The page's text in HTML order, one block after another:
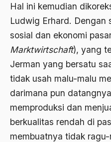
Hal ini kemudian
Ludwig Erhard. Dengan
sosial dan ekonomi
Marktwirtschaft), yang
Jerman yang bersatu
tidak usah malu-malu
darimana pun
memproduksi dan
berkualitas rendah di
membuatnya tidak
Ahmadiyah
AIDS
Airport Changi
Airport Noto Hadi Negoro
Ajaran AGama
Ajaran Agama Islam